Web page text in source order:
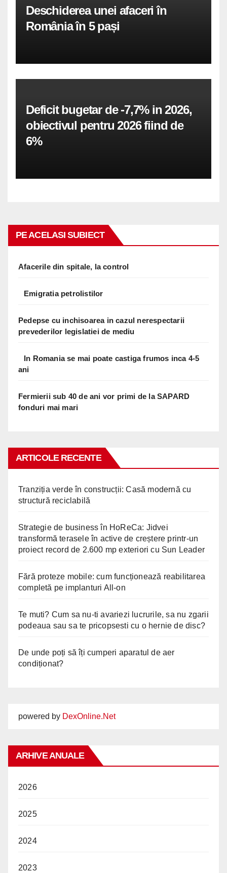
Deschiderea unei afaceri în
România în 5 pași
Deficit bugetar de -7,7% in 2026,
obiectivul pentru 2026 fiind de
6%
PE ACELASI SUBIECT
Afacerile din spitale, la control
Emigratia petrolistilor
Pedepse cu inchisoarea in cazul nerespectarii
prevederilor legislatiei de mediu
In Romania se mai poate castiga frumos inca 4-5
ani
Fermierii sub 40 de ani vor primi de la SAPARD
fonduri mai mari
ARTICOLE RECENTE
Tranziția verde în construcții: Casă modernă cu
structură reciclabilă
Strategie de business în HoReCa: Jidvei
transformă terasele în active de creștere printr-un
proiect record de 2.600 mp exteriori cu Sun Leader
Fără proteze mobile: cum funcționează reabilitarea
completă pe implanturi All-on
Te muti? Cum sa nu-ti avariezi lucrurile, sa nu zgarii
podeaua sau sa te pricopsesti cu o hernie de disc?
De unde poți să îți cumperi aparatul de aer
condiționat?
powered by DexOnline.Net
ARHIVE ANUALE
2026
2025
2024
2023